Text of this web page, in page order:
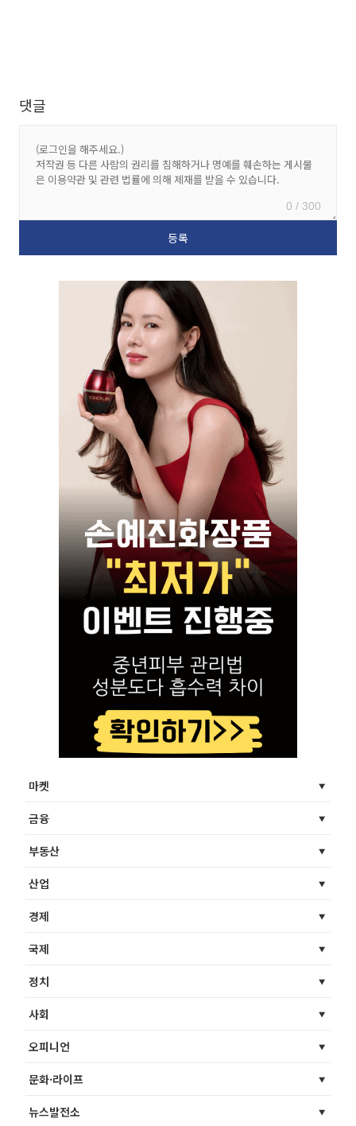
댓글
0 / 300
마켓
금융
부동산
산업
경제
국제
정치
사회
오피니언
문화·라이프
뉴스발전소